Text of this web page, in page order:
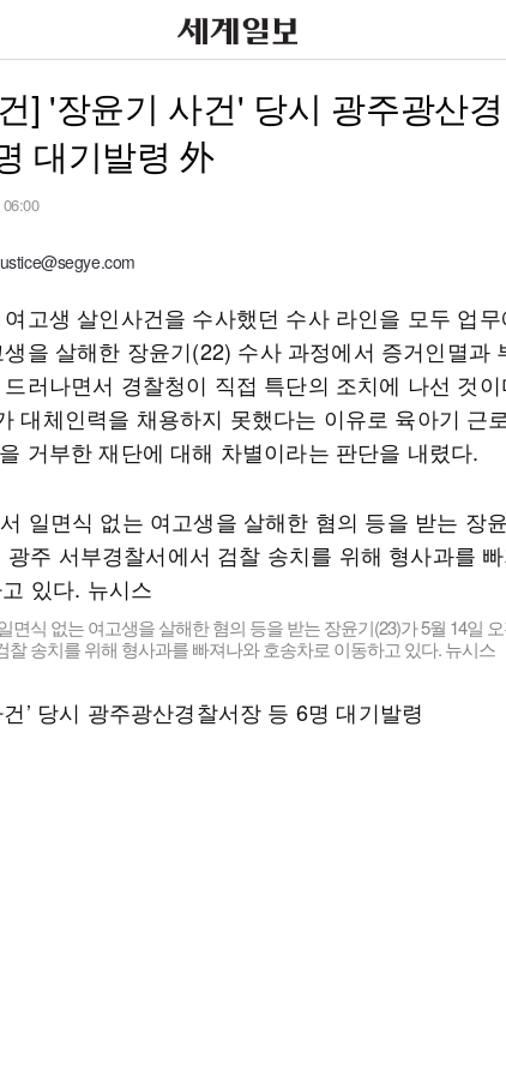
] '장윤기 사건' 당시 광주광산
대기발령 外
고생 살인사건을 수사했던 수사 라인을 모두 업무
을 살해한 장윤기(22) 수사 과정에서 증거인멸과
러나면서 경찰청이 직접 특단의 조치에 나선 것
대체인력을 채용하지 못했다는 이유로 육아기 근
거부한 재단에 대해 차별이라는 판단을 내렸다.
면식 없는 여고생을 살해한 혐의 등을 받는 장윤기(23)가 5월 14일
찰 송치를 위해 형사과를 빠져나와 호송차로 이동하고 있다. 뉴시스
’ 당시 광주광산경찰서장 등 6명 대기발령